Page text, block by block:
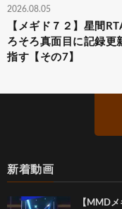
2026.08.05
【メギド７２】星間
ろそろ真面目に記録更
指す【その7】
新着動画
【MMD